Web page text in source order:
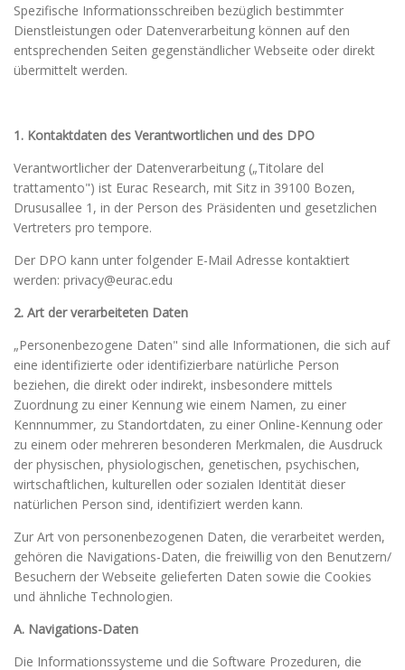
Spezifische Informationsschreiben bezüglich bestimmter
Dienstleistungen oder Datenverarbeitung können auf den
entsprechenden Seiten gegenständlicher Webseite oder direkt
übermittelt werden.
1. Kontaktdaten des Verantwortlichen und des DPO
Verantwortlicher der Datenverarbeitung („Titolare del
trattamento") ist Eurac Research, mit Sitz in 39100 Bozen,
Drususallee 1, in der Person des Präsidenten und gesetzlichen
Vertreters pro tempore.
Der DPO kann unter folgender E-Mail Adresse kontaktiert
werden: privacy@eurac.edu
2. Art der verarbeiteten Daten
„Personenbezogene Daten" sind alle Informationen, die sich auf
eine identifizierte oder identifizierbare natürliche Person
beziehen, die direkt oder indirekt, insbesondere mittels
Zuordnung zu einer Kennung wie einem Namen, zu einer
Kennnummer, zu Standortdaten, zu einer Online-Kennung oder
zu einem oder mehreren besonderen Merkmalen, die Ausdruck
der physischen, physiologischen, genetischen, psychischen,
wirtschaftlichen, kulturellen oder sozialen Identität dieser
natürlichen Person sind, identifiziert werden kann.
Zur Art von personenbezogenen Daten, die verarbeitet werden,
gehören die Navigations-Daten, die freiwillig von den Benutzern/
Besuchern der Webseite gelieferten Daten sowie die Cookies
und ähnliche Technologien.
A. Navigations-Daten
Die Informationssysteme und die Software Prozeduren, die